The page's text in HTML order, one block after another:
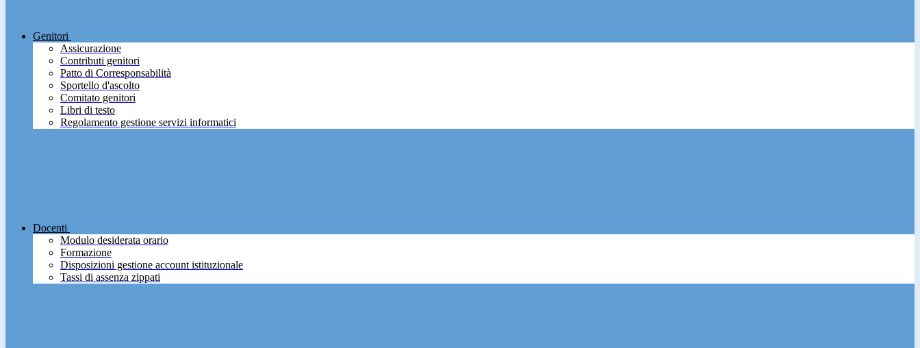
Genitori
Assicurazione
Contributi genitori
Patto di Corresponsabilità
Sportello d'ascolto
Comitato genitori
Libri di testo
Regolamento gestione servizi informatici
Docenti
Modulo desiderata orario
Formazione
Disposizioni gestione account istituzionale
Tassi di assenza zippati